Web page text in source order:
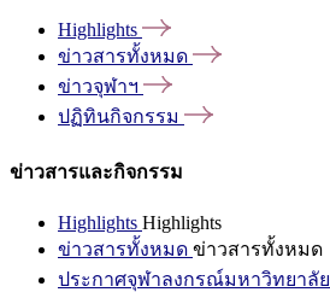
Highlights
ข่าวสารทั้งหมด
ข่าวจุฬาฯ
ปฏิทินกิจกรรม
ข่าวสารและกิจกรรม
Highlights Highlights
ข่าวสารทั้งหมด ข่าวสารทั้งหมด
ประกาศจุฬาลงกรณ์มหาวิทยาลัย